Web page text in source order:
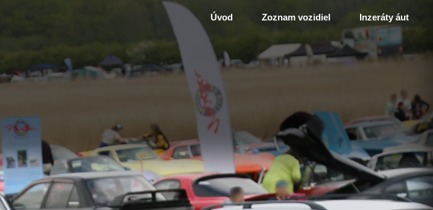
Úvod Zoznam vozidiel Inzeráty áut